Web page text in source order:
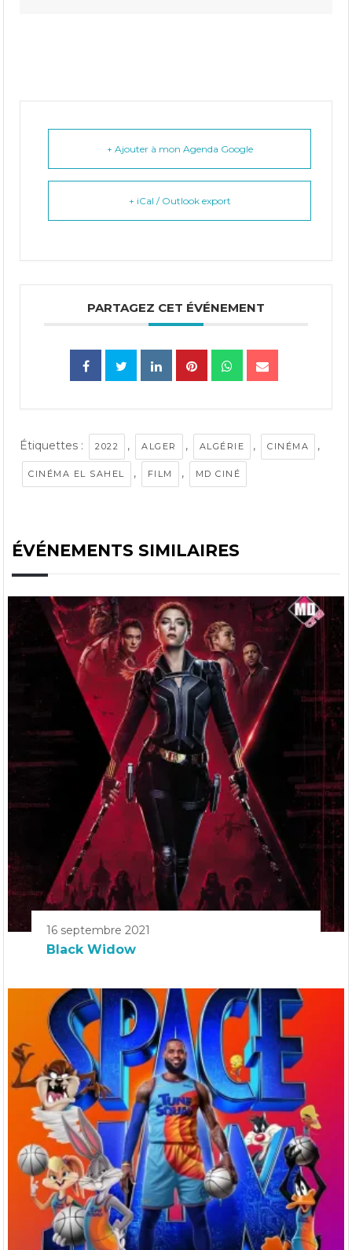
+ Ajouter à mon Agenda Google
+ iCal / Outlook export
PARTAGEZ CET ÉVÉNEMENT
Étiquettes : 2022 , ALGER , ALGÉRIE , CINÉMA ,
CINÉMA EL SAHEL , FILM , MD CINÉ
ÉVÉNEMENTS SIMILAIRES
16 septembre 2021
Black Widow